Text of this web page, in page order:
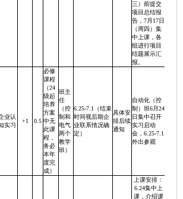
三）前提交
项目总结报
告，7月17日
（周四）集
中上课，各
组进行项目
结题展示汇
报。
业认
实习
+1 0.5
必修
课程
（24
级起
培养
方案
中无
此课
程，
务必
本年
度完
成）
班主
任
（控
制和
电气
两个
教学
班）
6.25-7.1（结束
时间视后期企
业联系情况确
定）
具体安
排后续
通知
自动化（控
制）班6月24
日集中召开
实习启动
会，6.25-7.1
外出参观
上课安排：
6.24集中上
课，介绍课